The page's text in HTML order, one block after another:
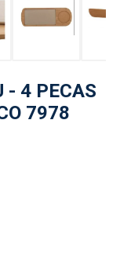
- 4 PECAS
7978